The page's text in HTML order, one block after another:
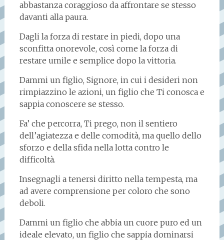
abbastanza coraggioso da affrontare se stesso
davanti alla paura.
Dagli la forza di restare in piedi, dopo una
sconfitta onorevole, così come la forza di
restare umile e semplice dopo la vittoria.
Dammi un figlio, Signore, in cui i desideri non
rimpiazzino le azioni, un figlio che Ti conosca e
sappia conoscere se stesso.
Fa’ che percorra, Ti prego, non il sentiero
dell’agiatezza e delle comodità, ma quello dello
sforzo e della sfida nella lotta contro le
difficoltà.
Insegnagli a tenersi diritto nella tempesta, ma
ad avere comprensione per coloro che sono
deboli.
Dammi un figlio che abbia un cuore puro ed un
ideale elevato, un figlio che sappia dominarsi